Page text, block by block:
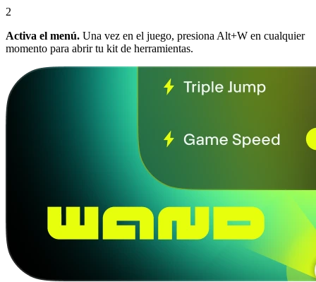
2
Activa el menú. Una vez en el juego, presiona Alt+W en cualquier
momento para abrir tu kit de herramientas.